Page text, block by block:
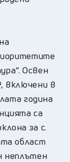
Освен
включени в
година
са
за с.
област
неплътен